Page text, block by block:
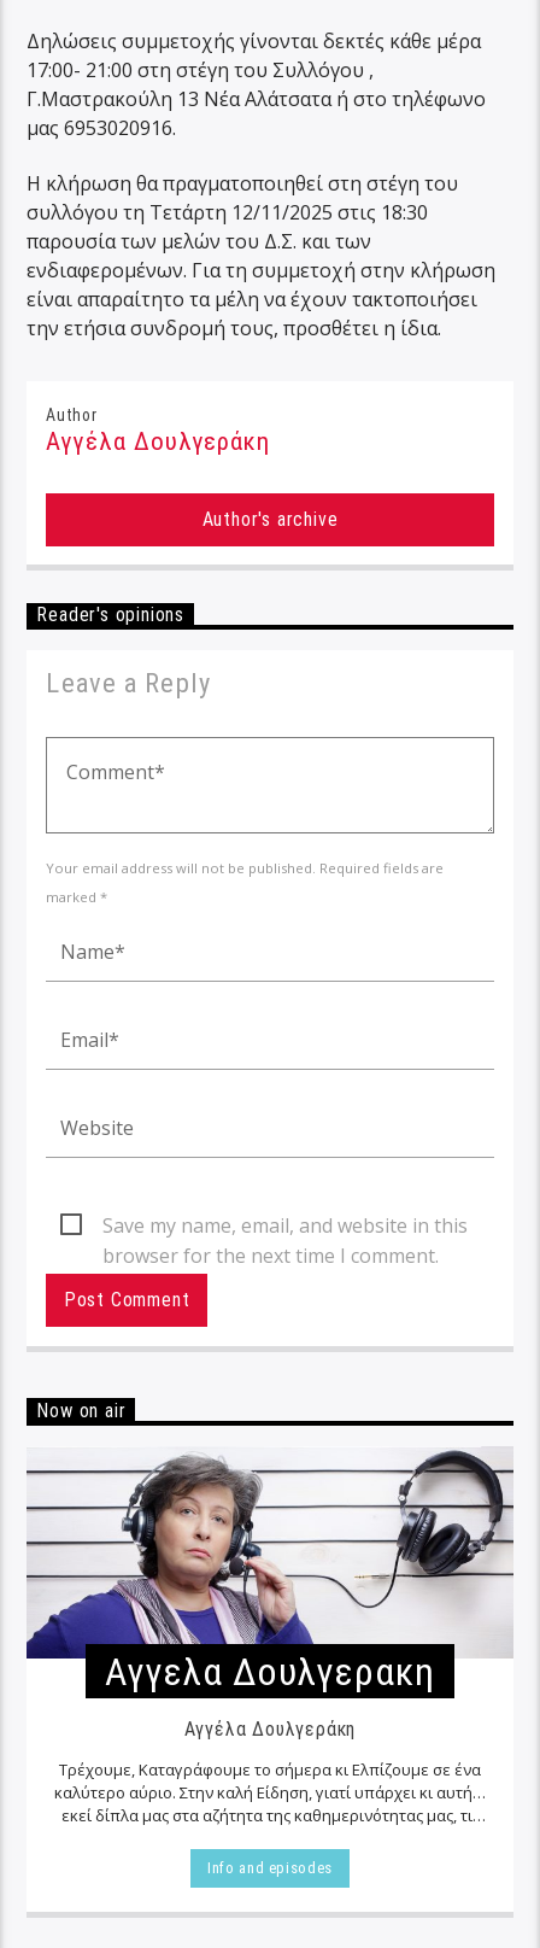
Δηλώσεις συμμετοχής γίνονται δεκτές κάθε μέρα
17:00- 21:00 στη στέγη του Συλλόγου ,
Γ.Μαστρακούλη 13 Νέα Αλάτσατα ή στο τηλέφωνο
μας 6953020916.
Η κλήρωση θα πραγματοποιηθεί στη στέγη του
συλλόγου τη Τετάρτη 12/11/2025 στις 18:30
παρουσία των μελών του Δ.Σ. και των
ενδιαφερομένων. Για τη συμμετοχή στην κλήρωση
είναι απαραίτητο τα μέλη να έχουν τακτοποιήσει
την ετήσια συνδρομή τους, προσθέτει η ίδια.
Author
Αγγέλα Δουλγεράκη
Author's archive
Reader's opinions
Leave a Reply
Your email address will not be published. Required fields are
marked *
Save my name, email, and website in this
browser for the next time I comment.
Now on air
Αγγελα Δουλγερακη
Αγγέλα Δουλγεράκη
Τρέχουμε, Καταγράφουμε το σήμερα κι Ελπίζουμε σε ένα
καλύτερο αύριο. Στην καλή Είδηση, γιατί υπάρχει κι αυτή…
εκεί δίπλα μας στα αζήτητα της καθημερινότητας μας, τις
Info and episodes